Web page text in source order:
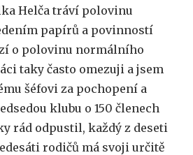
Helča tráví polovinu
papírů a povinností
o polovinu normálního
taky často omezuji a jsem
šéfovi za pochopení a
klubu o 150 členech
rád odpustil, každý z deseti
rodičů má svoji určitě